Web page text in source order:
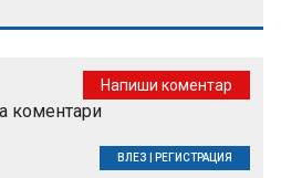
Напиши коментар
коментари
ВЛЕЗ РЕГИСТРАЦИЯ